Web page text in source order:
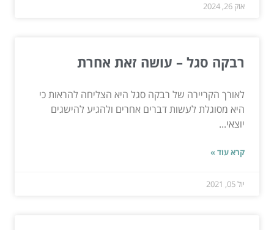
אוק 26, 2024
רבקה סגל – עושה זאת אחרת
לאורך הקריירה של רבקה סגל היא הצליחה להראות כי
היא מסוגלת לעשות דברים אחרים ולהגיע להישגים
יוצאי...
קרא עוד »
יול 05, 2021